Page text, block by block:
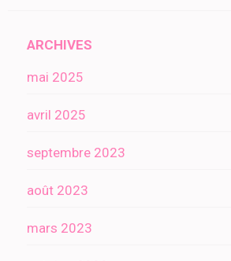
ARCHIVES
mai 2025
avril 2025
septembre 2023
août 2023
mars 2023